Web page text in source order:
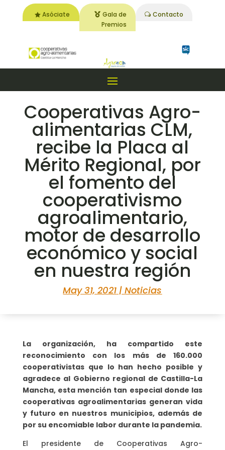
Asóciate
Gala de
Premios
Contacto
Cooperativas Agro-
alimentarias CLM,
recibe la Placa al
Mérito Regional, por
el fomento del
cooperativismo
agroalimentario,
motor de desarrollo
económico y social
en nuestra región
May 31, 2021 |Noticias
La organización, ha compartido este
reconocimiento con los más de 160.000
cooperativistas que lo han hecho posible y
agradece al Gobierno regional de Castilla-La
Mancha, esta mención tan especial donde las
cooperativas agroalimentarias generan vida
y futuro en nuestros municipios, además de
por su encomiable labor durante la pandemia.
El presidente de Cooperativas Agro-